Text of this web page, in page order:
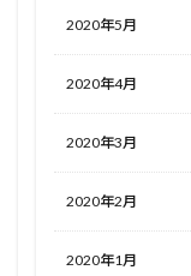
2020年5月
2020年4月
2020年3月
2020年2月
2020年1月